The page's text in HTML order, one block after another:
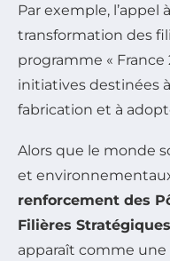
Par exemple, l’appel
transformation des
programme « France
initiatives destinées
fabrication et à
Alors que le monde
et
renforcement des
Filières Stratégiques
apparaît comme